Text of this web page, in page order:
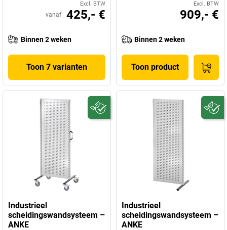
Excl. BTW
vanaf 425,- €
Binnen 2 weken
Toon 7 varianten
Excl. BTW
909,- €
Binnen 2 weken
Toon product
Industrieel
scheidingswandsysteem –
ANKE
Industrieel
scheidingswandsysteem –
ANKE